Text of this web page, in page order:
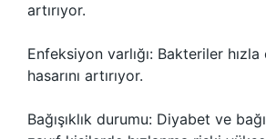
artırıyor.
Enfeksiyon varlığı: Bakteriler
hasarını artırıyor.
Bağışıklık durumu: Diyabet ve